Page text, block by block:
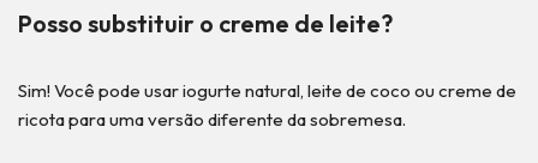
Posso substituir o creme de leite?
Sim! Você pode usar iogurte natural, leite de coco ou creme de
ricota para uma versão diferente da sobremesa.